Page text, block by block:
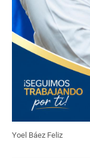
Yoel Báez Feliz